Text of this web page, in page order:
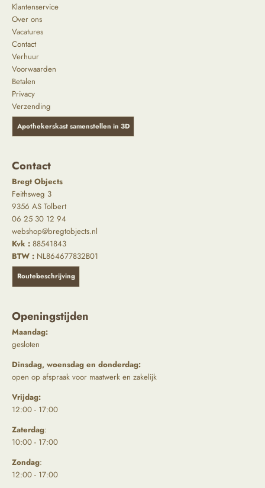
Klantenservice
Over ons
Vacatures
Contact
Verhuur
Voorwaarden
Betalen
Privacy
Verzending
Apothekerskast samenstellen in 3D
Contact
Bregt Objects
Feithsweg 3
9356 AS Tolbert
06 25 30 12 94
webshop@bregtobjects.nl
Kvk : 88541843
BTW : NL864677832B01
Routebeschrijving
Openingstijden
Maandag:
gesloten
Dinsdag, woensdag en donderdag:
open op afspraak voor maatwerk en zakelijk
Vrijdag:
12:00 - 17:00
Zaterdag:
10:00 - 17:00
Zondag:
12:00 - 17:00